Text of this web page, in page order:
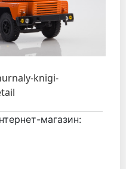
knigi-
магазин: